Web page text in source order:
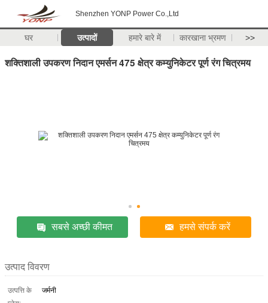
Shenzhen YONP Power Co.,Ltd
घर उत्पादों हमारे बारे में कारखाना भ्रमण >>
शक्तिशाली उपकरण निदान एमर्सन 475 क्षेत्र कम्युनिकेटर पूर्ण रंग चित्रमय
सबसे अच्छी कीमत हमसे संपर्क करें
उत्पाद विवरण
उत्पत्ति के
जर्मनी